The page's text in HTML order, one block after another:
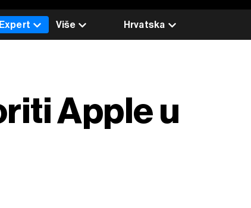
Hrvatska
Expert Više
Apple u